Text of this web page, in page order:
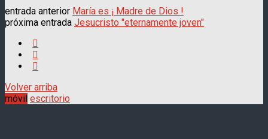
entrada anterior María es ¡ Madre de Dios !
próxima entrada Jesucristo "eternamente joven"
Volver arriba
móvil escritorio